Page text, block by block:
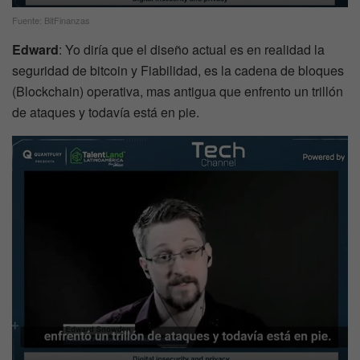
Fuente: BitFinanzas
Edward: Yo diría que el diseño actual es en realidad la
seguridad de bitcoin y Fiabilidad, es la cadena de bloques
(Blockchain) operativa, mas antigua que enfrento un trillón
de ataques y todavía está en pie.